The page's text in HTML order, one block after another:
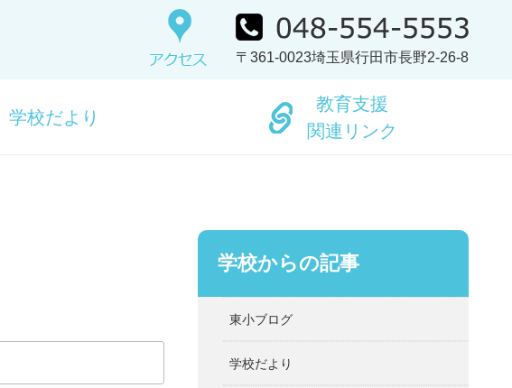
〒361-0023埼玉県行田市長野2-26-8
学校だより
教育支援
関連リンク
学校からの記事
東小ブログ
学校だより